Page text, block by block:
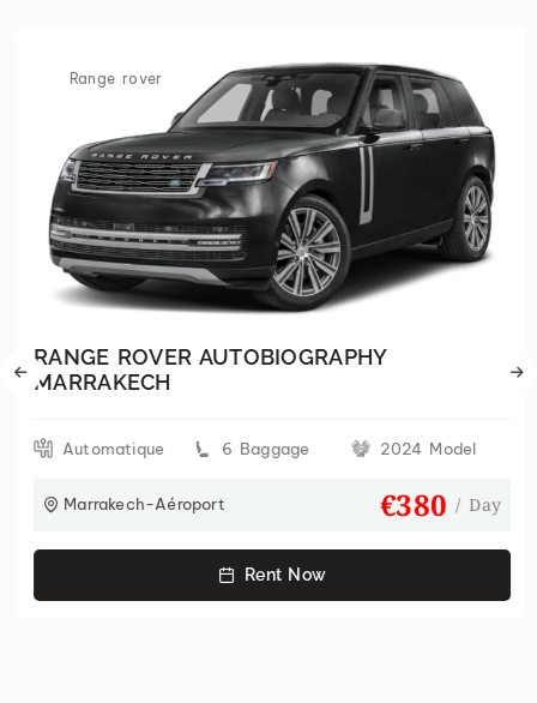
Range rover
RANGE ROVER AUTOBIOGRAPHY
MARRAKECH
Automatique 6 Baggage 2024 Model
Marrakech-Aéroport €380 / Day
Rent Now